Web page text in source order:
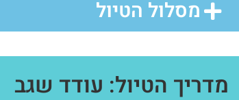
מסלול הטיול
מדריך הטיול: עודד שגב